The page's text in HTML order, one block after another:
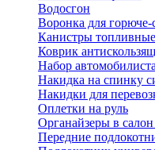
Водосгон
Воронка для
Канистры топливные
Коврик
Набор автомобилиста
Накидка на спинку
Накидки для
Оплетки на руль
Органайзеры в
Передние